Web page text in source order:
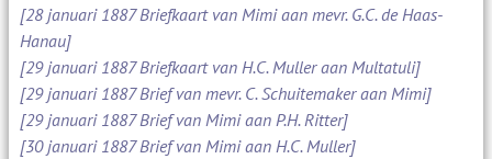
[28 januari 1887 Briefkaart van Mimi aan mevr. G.C. de Haas-
Hanau]
[29 januari 1887 Briefkaart van H.C. Muller aan Multatuli]
[29 januari 1887 Brief van mevr. C. Schuitemaker aan Mimi]
[29 januari 1887 Brief van Mimi aan P.H. Ritter]
[30 januari 1887 Brief van Mimi aan H.C. Muller]